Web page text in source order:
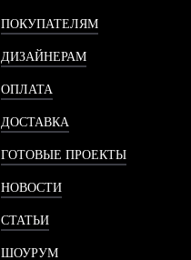
ПОКУПАТЕЛЯМ
ДИЗАЙНЕРАМ
ОПЛАТА
ДОСТАВКА
ГОТОВЫЕ ПРОЕКТЫ
НОВОСТИ
СТАТЬИ
ШОУРУМ